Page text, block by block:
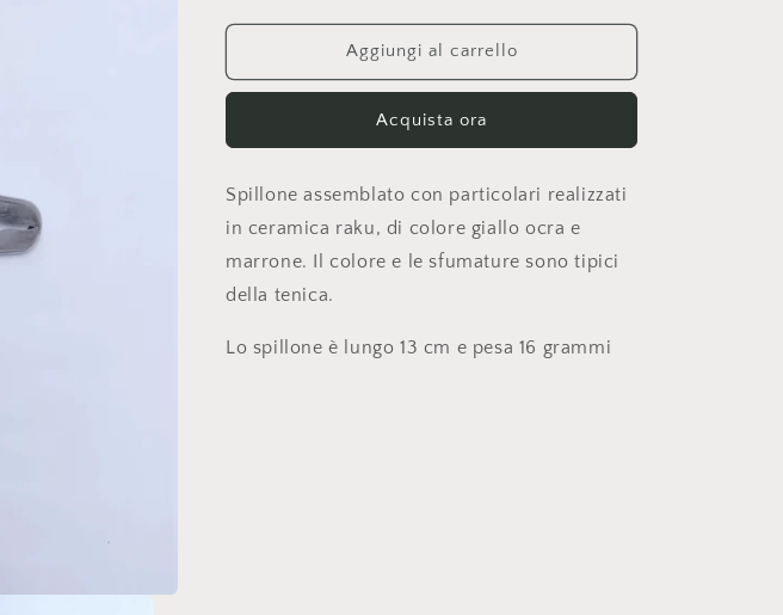
o
r
f
i
c
a
per
SPILLONE
per
SPILLONE
Aggiungi al carrello
Acquista ora
Spillone assemblato con particolari realizzati
in ceramica raku, di colore giallo ocra e
marrone. Il colore e le sfumature sono tipici
della tenica.
Lo spillone è lungo 13 cm e pesa 16 grammi